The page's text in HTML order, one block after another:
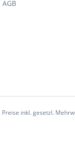
AGB
inkl. gesetzl.